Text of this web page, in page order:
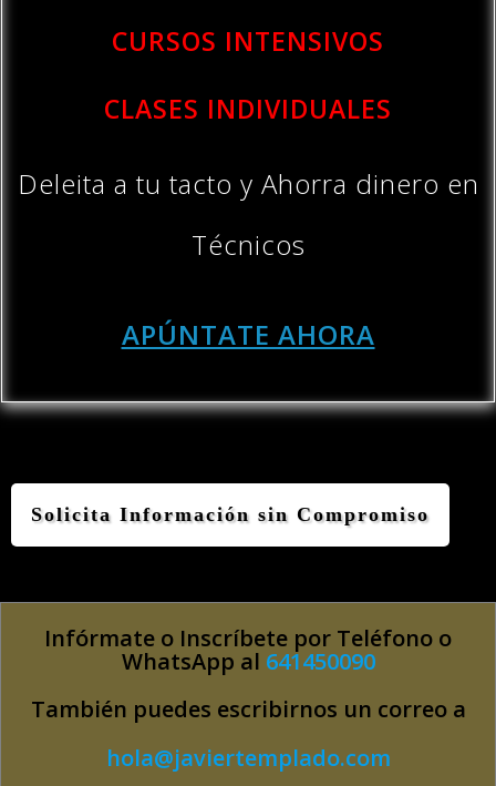
CURSOS INTENSIVOS
CLASES INDIVIDUALES
Deleita a tu tacto y Ahorra dinero en
Técnicos
APÚNTATE AHORA
Solicita Información sin Compromiso
Infórmate o Inscríbete por Teléfono o
WhatsApp al 641450090
También puedes escribirnos un correo a
hola@javiertemplado.com